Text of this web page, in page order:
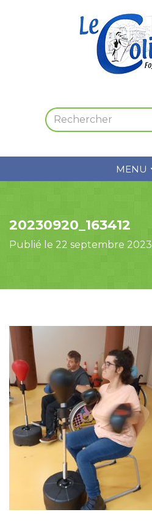
MENU
20230920_163412
Publié le 22 septembre 2023